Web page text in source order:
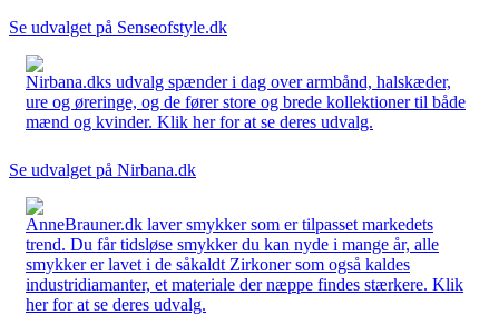
Se udvalget på Senseofstyle.dk
Nirbana.dks udvalg spænder i dag over armbånd, halskæder,
ure og øreringe, og de fører store og brede kollektioner til både
mænd og kvinder. Klik her for at se deres udvalg.
Se udvalget på Nirbana.dk
AnneBrauner.dk laver smykker som er tilpasset markedets
trend. Du får tidsløse smykker du kan nyde i mange år, alle
smykker er lavet i de såkaldt Zirkoner som også kaldes
industridiamanter, et materiale der næppe findes stærkere. Klik
her for at se deres udvalg.